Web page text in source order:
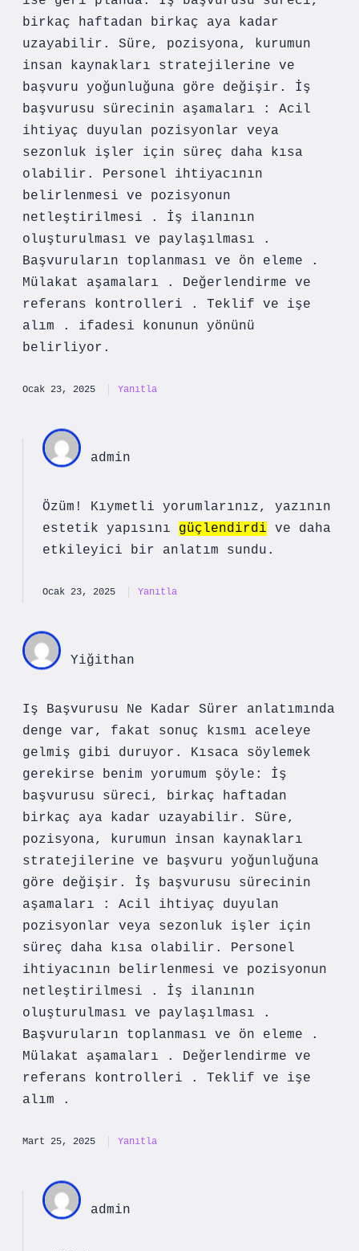
birkaç haftadan birkaç aya kadar
uzayabilir. Süre, pozisyona, kurumun
insan kaynakları stratejilerine ve
başvuru yoğunluğuna göre değişir. İş
başvurusu sürecinin aşamaları : Acil
ihtiyaç duyulan pozisyonlar veya
sezonluk işler için süreç daha kısa
olabilir. Personel ihtiyacının
belirlenmesi ve pozisyonun
netleştirilmesi . İş ilanının
oluşturulması ve paylaşılması .
Başvuruların toplanması ve ön eleme .
Mülakat aşamaları . Değerlendirme ve
referans kontrolleri . Teklif ve işe
alım . ifadesi konunun yönünü
belirliyor.
Ocak 23, 2025 Yanıtla
admin
Özüm! Kıymetli yorumlarınız, yazının
estetik yapısını güçlendirdi ve daha
etkileyici bir anlatım sundu.
Ocak 23, 2025 Yanıtla
Yiğithan
Iş Başvurusu Ne Kadar Sürer anlatımında
denge var, fakat sonuç kısmı aceleye
gelmiş gibi duruyor. Kısaca söylemek
gerekirse benim yorumum şöyle: İş
başvurusu süreci, birkaç haftadan
birkaç aya kadar uzayabilir. Süre,
pozisyona, kurumun insan kaynakları
stratejilerine ve başvuru yoğunluğuna
göre değişir. İş başvurusu sürecinin
aşamaları : Acil ihtiyaç duyulan
pozisyonlar veya sezonluk işler için
süreç daha kısa olabilir. Personel
ihtiyacının belirlenmesi ve pozisyonun
netleştirilmesi . İş ilanının
oluşturulması ve paylaşılması .
Başvuruların toplanması ve ön eleme .
Mülakat aşamaları . Değerlendirme ve
referans kontrolleri . Teklif ve işe
alım .
Mart 25, 2025 Yanıtla
admin